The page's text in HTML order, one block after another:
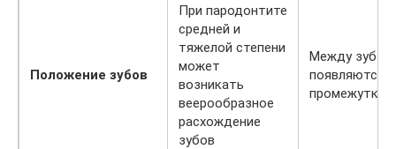
Положение зубов
При пародонтите
средней и
тяжелой степени
может
возникать
веерообразное
расхождение
зубов
Между
появляются
промежутки